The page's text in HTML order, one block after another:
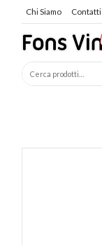
Chi Siamo Contatti